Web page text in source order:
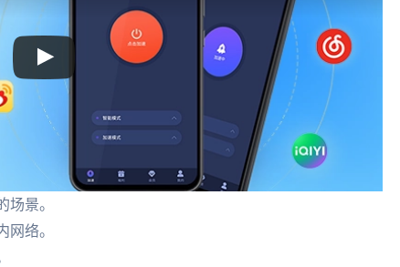
场景。
网络。